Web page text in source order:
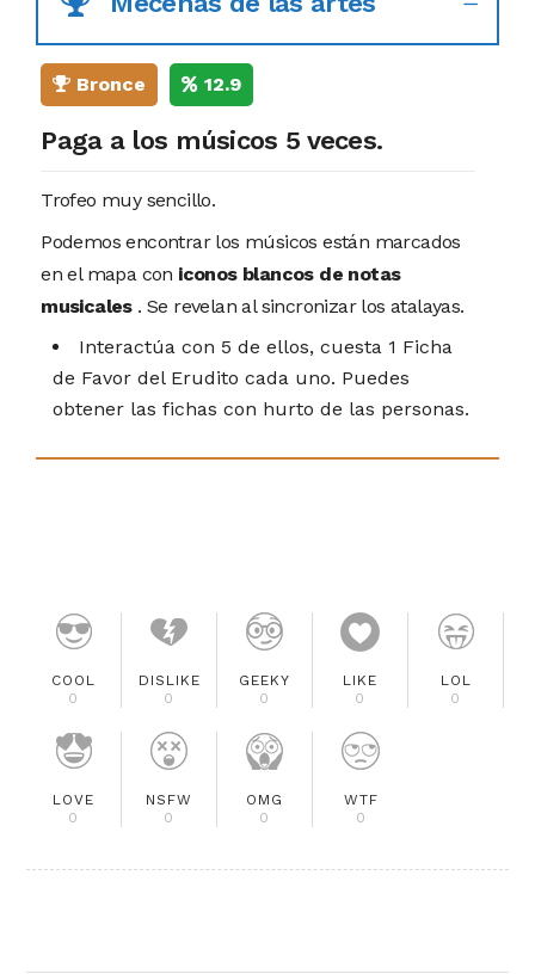
Bronce 12.9
Paga a los músicos 5 veces.
Trofeo muy sencillo.
Podemos encontrar los músicos están marcados
en el mapa con iconos blancos de notas
musicales. Se revelan al sincronizar los atalayas.
Interactúa con 5 de ellos, cuesta 1 Ficha
de Favor del Erudito cada uno. Puedes
obtener las fichas con hurto de las personas.
COOL
0
DISLIKE
0
GEEKY
0
LIKE
0
LOL
0
LOVE
0
NSFW
0
OMG
0
WTF
0